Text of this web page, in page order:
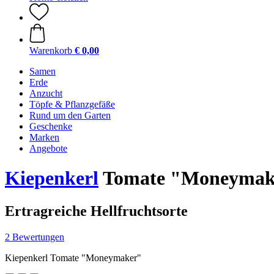
Warenkorb € 0,00
Samen
Erde
Anzucht
Töpfe & Pflanzgefäße
Rund um den Garten
Geschenke
Marken
Angebote
KiepenkerlTomate
Ertragreiche Hellfruchtsorte
2 Bewertungen
Kiepenkerl Tomate "Moneymaker"